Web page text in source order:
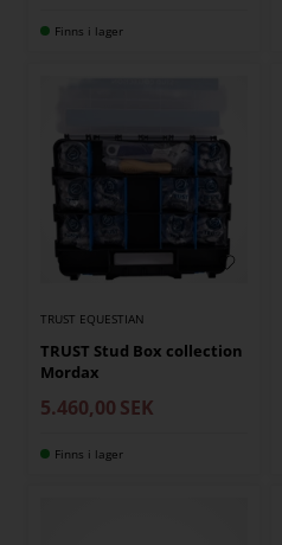
Finns i lager
TRUST EQUESTIAN
TRUST Stud Box collection
Mordax
5.460,00 SEK
Finns i lager